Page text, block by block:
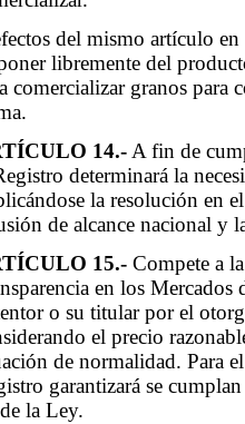
del mismo artículo
libremente del
comercializar granos para
14.-A fin de
determinará la
la resolución en
de alcance nacional y
15.- Compete a
en los
o su titular por el
el precio
de normalidad. Para
garantizará se
la Ley.